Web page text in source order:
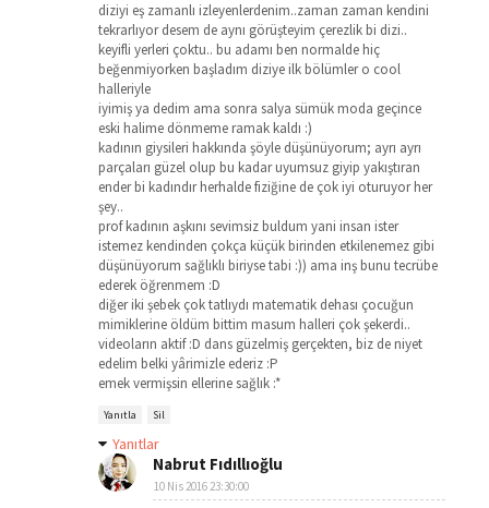
diziyi eş zamanlı izleyenlerdenim..zaman zaman kendini
tekrarlıyor desem de aynı görüşteyim çerezlik bi dizi..
keyifli yerleri çoktu.. bu adamı ben normalde hiç
beğenmiyorken başladım diziye ilk bölümler o cool
halleriyle
iyimiş ya dedim ama sonra salya sümük moda geçince
eski halime dönmeme ramak kaldı :)
kadının giysileri hakkında şöyle düşünüyorum; ayrı ayrı
parçaları güzel olup bu kadar uyumsuz giyip yakıştıran
ender bi kadındır herhalde fiziğine de çok iyi oturuyor her
şey..
prof kadının aşkını sevimsiz buldum yani insan ister
istemez kendinden çokça küçük birinden etkilenemez gibi
düşünüyorum sağlıklı biriyse tabi :)) ama inş bunu tecrübe
ederek öğrenmem :D
diğer iki şebek çok tatlıydı matematik dehası çocuğun
mimiklerine öldüm bittim masum halleri çok şekerdi..
videoların aktif :D dans güzelmiş gerçekten, biz de niyet
edelim belki yârimizle ederiz :P
emek vermişsin ellerine sağlık :*
Yanıtla Sil
Yanıtlar
Nabrut Fıdıllıoğlu
10 Nis 2016 23:30:00